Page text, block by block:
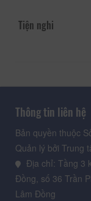
Tiện nghi
Thông tin liên hệ
Bản quyền thuộc
Quản lý bởi Trung
Địa chỉ: Tầng 3
Đồng, số 36 Trần
Lâm Đồng